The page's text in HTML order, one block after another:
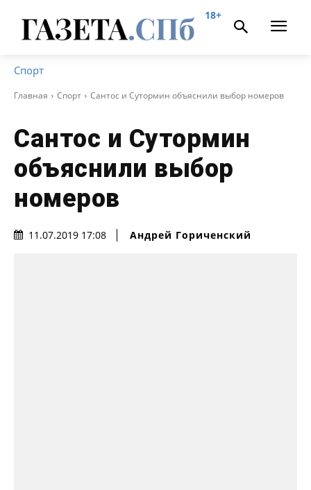
18+
Спорт
Главная Спорт Сантос и Сутормин объяснили выбор номеров
Сантос и Сутормин
объяснили выбор
номеров
11.07.2019 17:08 Андрей Гориченcкий